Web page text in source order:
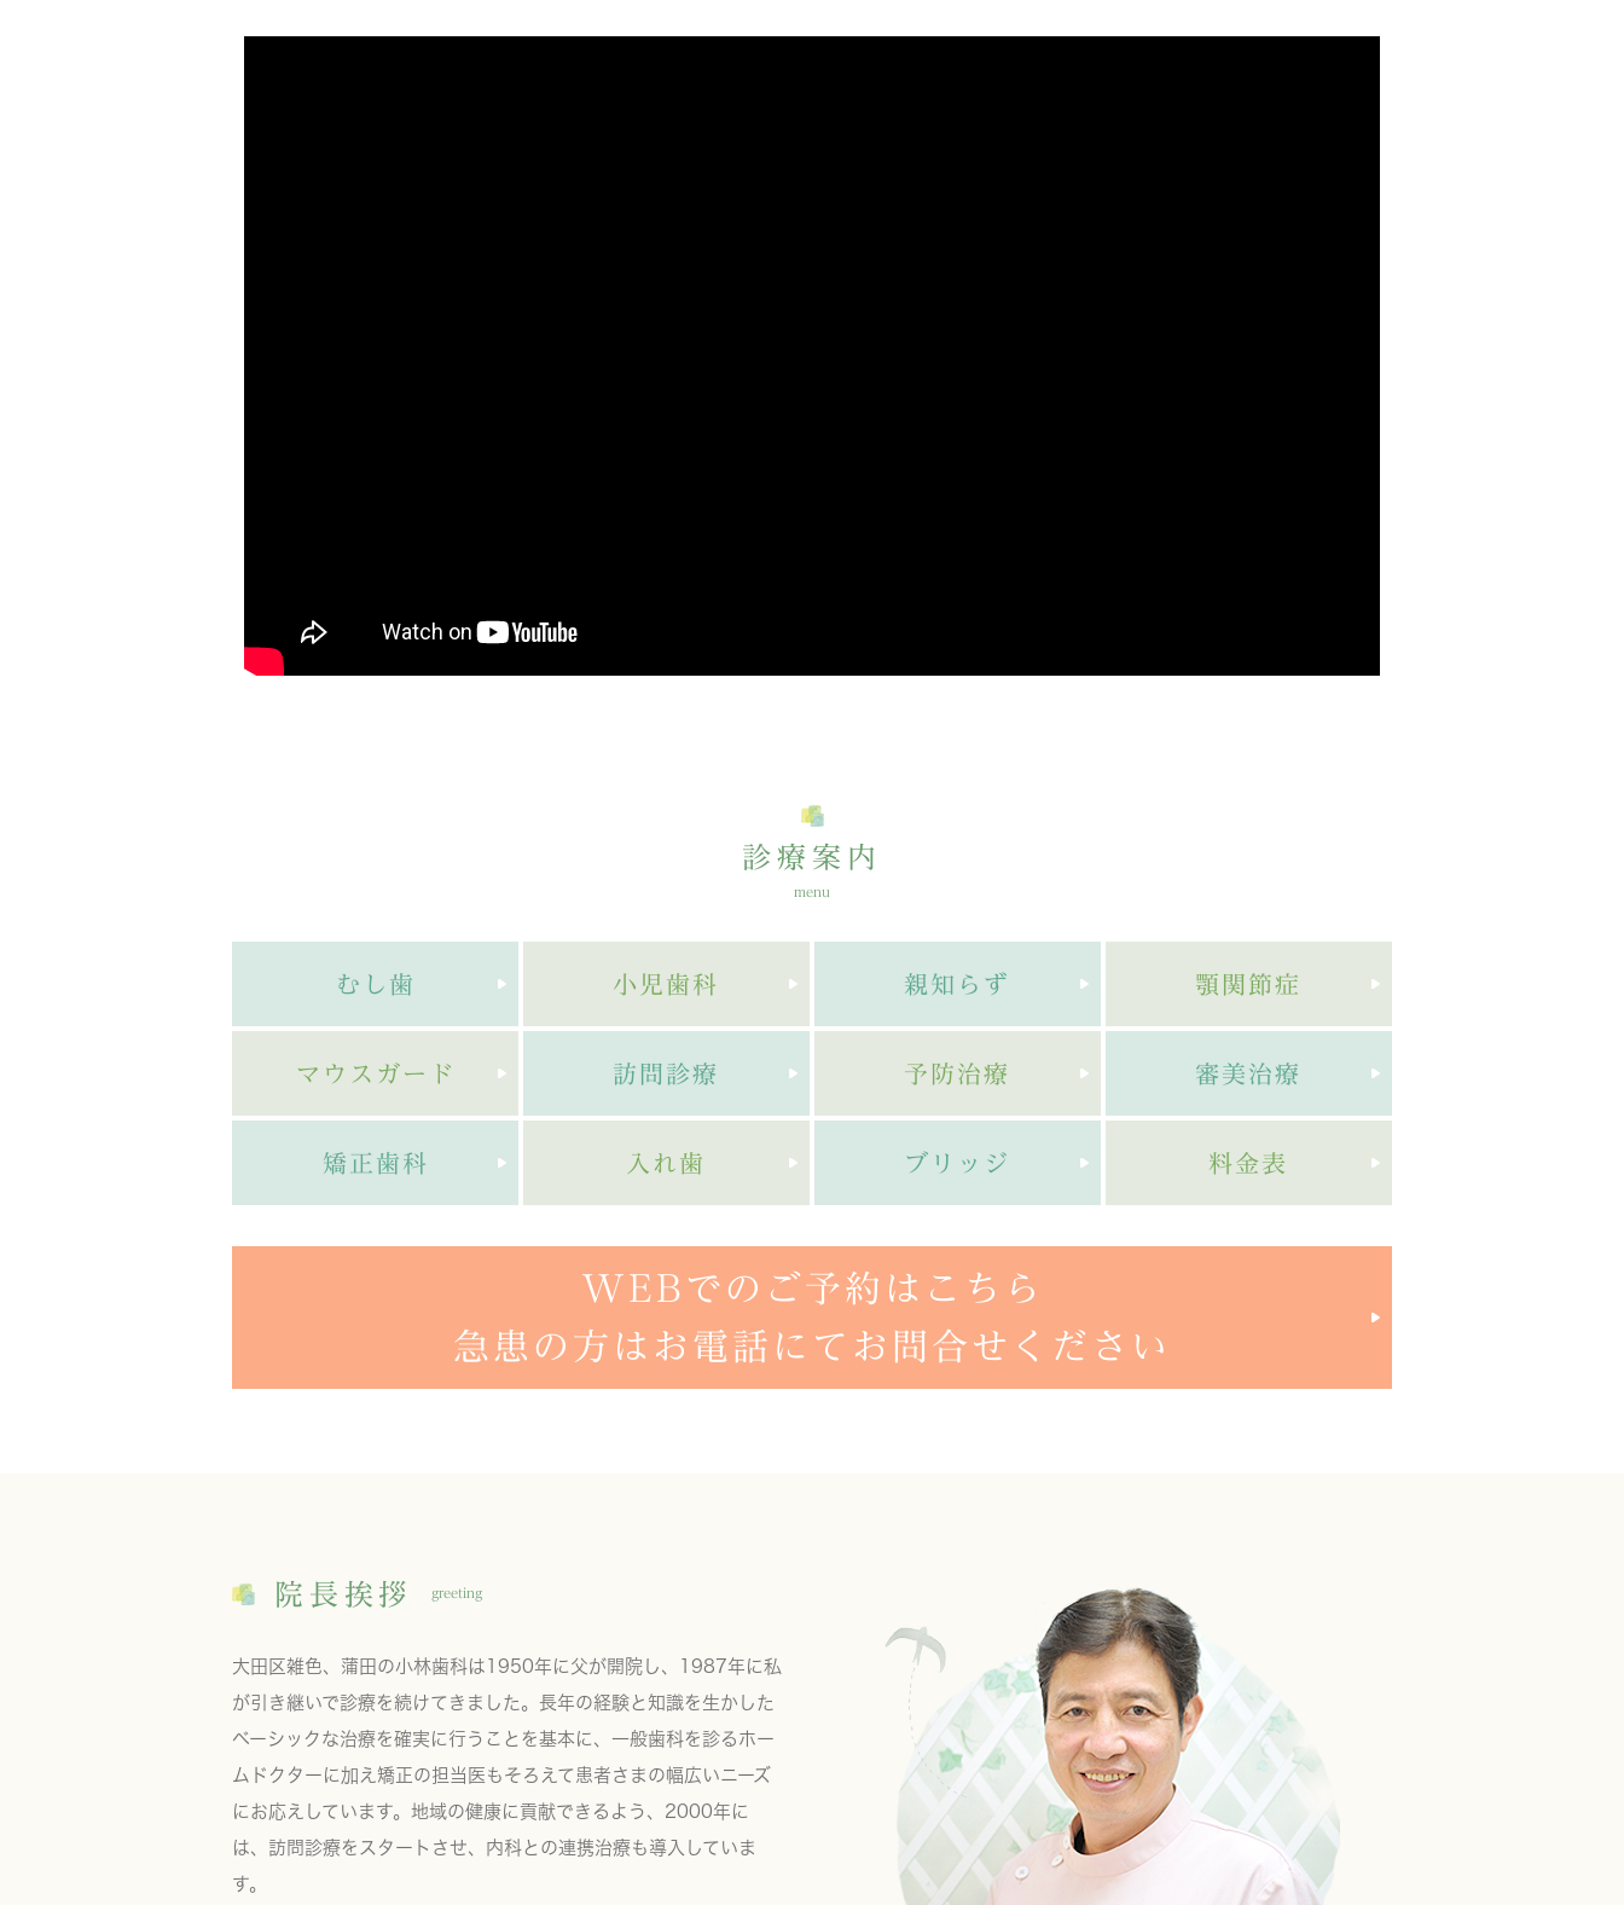
診療案内
menu
むし歯 小児歯科 親知らず 顎関節症
マウスガード 訪問診療 予防治療 審美治療
矯正歯科 入れ歯 ブリッジ 料金表
WEBでのご予約はこちら
急患の方はお電話にてお問合せください
院長挨拶 greeting
大田区雑色、蒲田の小林歯科は1950年に父が開院し、1987年に私
が引き継いで診療を続けてきました。長年の経験と知識を生かした
ベーシックな治療を確実に行うことを基本に、一般歯科を診るホー
ムドクターに加え矯正の担当医もそろえて患者さまの幅広いニーズ
にお応えしています。地域の健康に貢献できるよう、2000年に
は、訪問診療をスタートさせ、内科との連携治療も導入していま
す。